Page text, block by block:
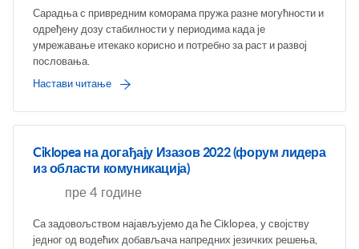
Сарадња с привредним коморама пружа разне могућности и
одређену дозу стабилности у периодима када је
умрежавање итекако корисно и потребно за раст и развој
пословања.
Настави читање
Ciklopea на догађају Изазов 2022 (форум лидера
из области комуникација)
пре 4 године
Са задовољством најављујемо да ће Ciklopea, у својству
једног од водећих добављача напредних језичких решења,